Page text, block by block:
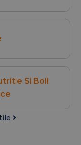
Si Boli